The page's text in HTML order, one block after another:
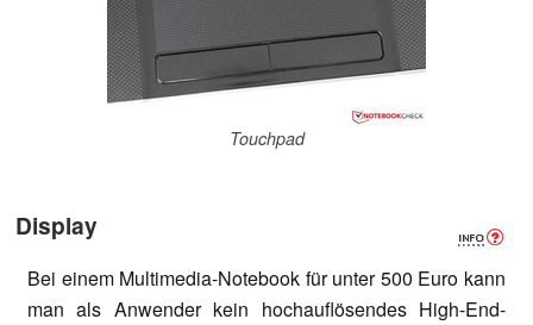
Touchpad
Display
Bei einem Multimedia-Notebook für unter 500 Euro kann
man als Anwender kein hochauflösendes High-End-